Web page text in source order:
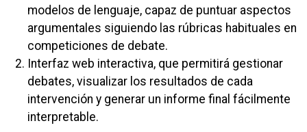
modelos de lenguaje, capaz de puntuar aspectos
argumentales siguiendo las rúbricas habituales en
competiciones de debate.
Interfaz web interactiva, que permitirá gestionar
debates, visualizar los resultados de cada
intervención y generar un informe final fácilmente
interpretable.